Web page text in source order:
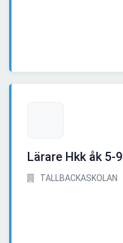
Lärare Hkk åk 5-9
TALLBACKASKOLAN